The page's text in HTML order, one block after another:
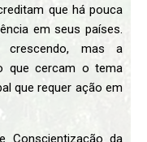
que há pouca
em seus países.
crescendo, mas a
que cercam o tema
que requer ação em
Conscientização da